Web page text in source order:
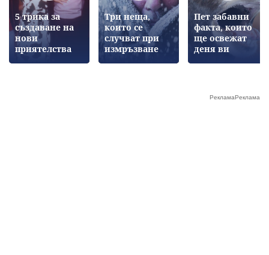
5 трика за
създаване на
нови
приятелства
Три неща,
които се
случват при
измръзване
Пет забавни
факта, които
ще освежат
деня ви